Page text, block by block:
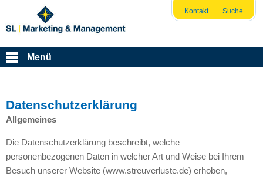
Kontakt Suche
Menü
Datenschutzerklärung
Allgemeines
Die Datenschutzerklärung beschreibt, welche
personenbezogenen Daten in welcher Art und Weise bei Ihrem
Besuch unserer Website (www.streuverluste.de) erhoben,